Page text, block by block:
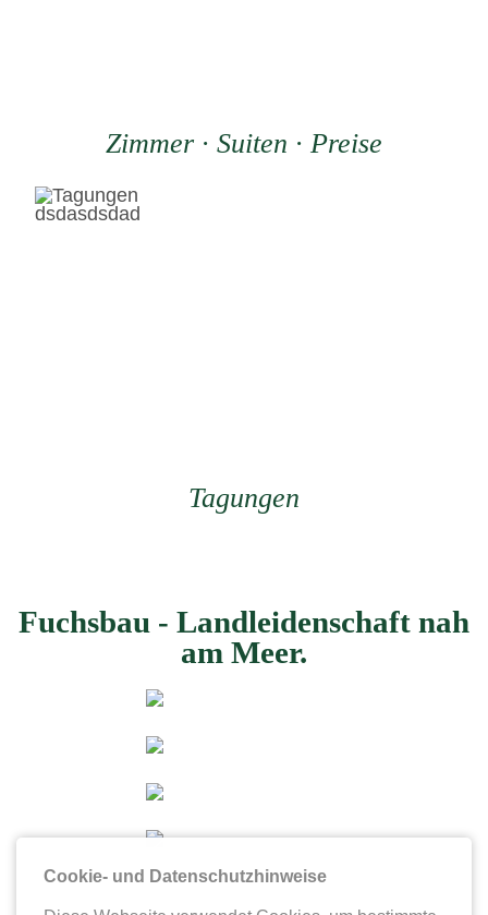
Zimmer · Suiten · Preise
Tagungen
dsdasdsdad
Fuchsbau - Landleidenschaft nah
am Meer.
Cookie- und Datenschutzhinweise